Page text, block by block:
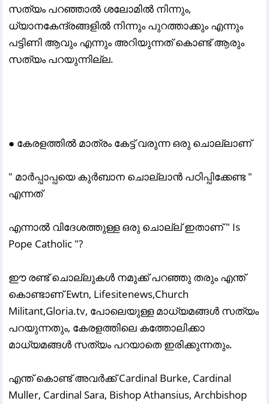
സത്യം പറഞ്ഞാൽ ശലോമിൽ നിന്നും,
ധ്യാനകേന്ദ്രങ്ങളിൽ നിന്നും പുറത്താക്കും എന്നും
പട്ടിണി ആവും എന്നും അറിയുന്നത് കൊണ്ട് ആരും
സത്യം പറയുന്നില്ല.
● കേരളത്തിൽ മാത്രം കേട്ട് വരുന്ന ഒരു ചൊല്ലാണ്
" മാർപ്പാപ്പയെ കുർബാന ചൊല്ലാൻ പഠിപ്പിക്കേണ്ട "
എന്നത്
എന്നാൽ വിദേശത്തുള്ള ഒരു ചൊല്ല് ഇതാണ് " Is
Pope Catholic "?
ഈ രണ്ട് ചൊല്ലുകൾ നമുക്ക് പറഞ്ഞു തരും എന്ത്
കൊണ്ടാണ് Ewtn, Lifesitenews,Church
Militant,Gloria.tv, പോലെയുള്ള മാധ്യമങ്ങൾ സത്യം
പറയുന്നതും, കേരളത്തിലെ കത്തോലിക്കാ
മാധ്യമങ്ങൾ സത്യം പറയാതെ ഇരിക്കുന്നതും.
എന്ത് കൊണ്ട് അവർക്ക് Cardinal Burke, Cardinal
Muller, Cardinal Sara, Bishop Athansius, Archbishop